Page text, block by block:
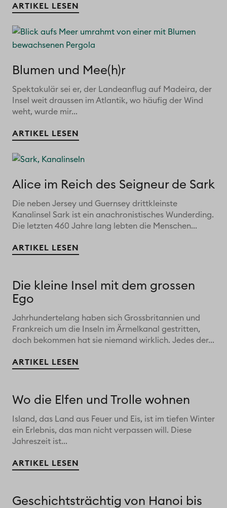
ARTIKEL LESEN
Blumen und Mee(h)r
Spektakulär sei er, der Landeanflug auf Madeira, der
Insel weit draussen im Atlantik, wo häufig der Wind
weht, wurde mir...
ARTIKEL LESEN
Alice im Reich des Seigneur de Sark
Die neben Jersey und Guernsey drittkleinste
Kanalinsel Sark ist ein anachronistisches Wunderding.
Die letzten 460 Jahre lang lebten die Menschen...
ARTIKEL LESEN
Die kleine Insel mit dem grossen
Ego
Jahrhundertelang haben sich Grossbritannien und
Frankreich um die Inseln im Ärmelkanal gestritten,
doch bekommen hat sie niemand wirklich. Jedes der...
ARTIKEL LESEN
Wo die Elfen und Trolle wohnen
Island, das Land aus Feuer und Eis, ist im tiefen Winter
ein Erlebnis, das man nicht verpassen will. Diese
Jahreszeit ist...
ARTIKEL LESEN
Geschichtsträchtig von Hanoi bis